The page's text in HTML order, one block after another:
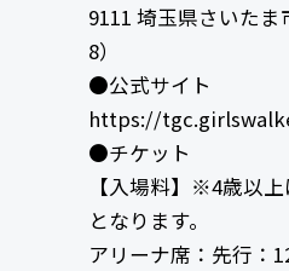
9111 埼玉県さいた
8）
●公式サイト
https://
●チケット
【入場料】※4歳以
となります。
アリーナ席：先行：